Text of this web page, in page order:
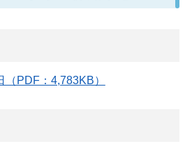
（PDF：4,783KB）